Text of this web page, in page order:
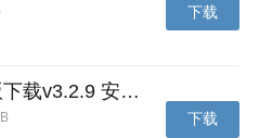
下载
爱鸽者手机版下载v3.2.9 安卓版
下载